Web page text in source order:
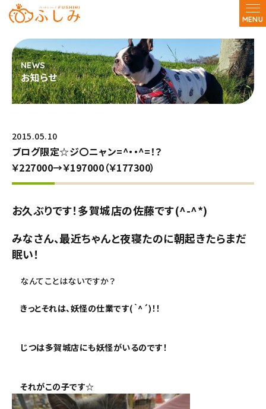
MENU
お知らせ
2015.05.10
ブログ限定☆ジ〇ニャン=^・・^=！？
￥227000→￥197000（￥177300）
お久ぶりです！多賀城店の佐藤です(^-^*)
みなさん、最近ちゃんと夜寝たのに朝起きたらまだ
眠い！
なんてことはないですか？
きっとそれは、妖怪の仕業です(｀^´)！！
じつは多賀城店にも妖怪がいるのです！
それがこの子です☆